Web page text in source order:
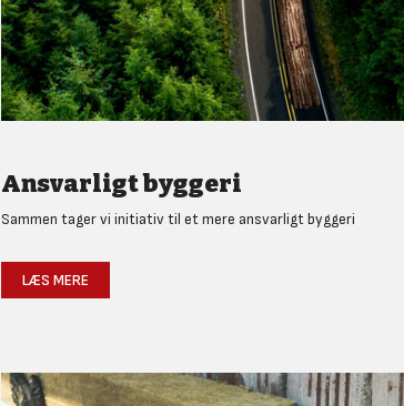
Ansvarligt byggeri
Sammen tager vi initiativ til et mere ansvarligt byggeri
LÆS MERE